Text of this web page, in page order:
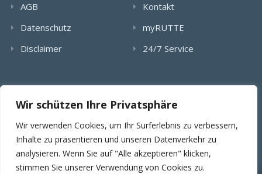
Wir schützen Ihre Privatsphäre
Wir verwenden Cookies, um Ihr Surferlebnis zu verbessern,
Inhalte zu präsentieren und unseren Datenverkehr zu
analysieren. Wenn Sie auf "Alle akzeptieren" klicken,
stimmen Sie unserer Verwendung von Cookies zu.
AGB
Datenschutz
Disclaimer
Kontakt
myRUTTE
24/7 Service
Verlinkung von Bildern, textlichen Inhalten und Videos bedarf
der schriftlichen Genehmigung der RUTTE Sicherungstechnik
GmbH.